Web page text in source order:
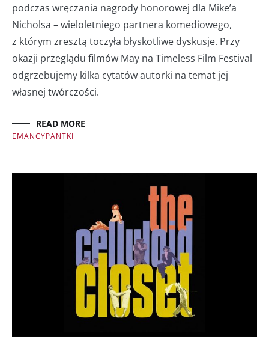
podczas wręczania nagrody honorowej dla Mike’a
Nicholsa – wieloletniego partnera komediowego,
z którym zresztą toczyła błyskotliwe dyskusje. Przy
okazji przeglądu filmów May na Timeless Film Festival
odgrzebujemy kilka cytatów autorki na temat jej
własnej twórczości.
READ MORE
EMANCYPANTKI